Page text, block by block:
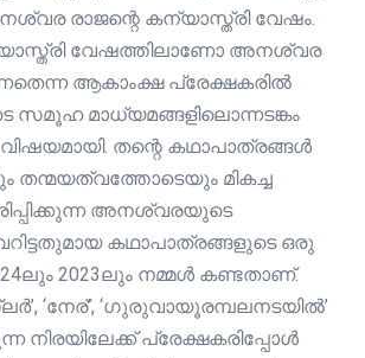
രാജന്റെ കന്യാസ്ത്രി വേഷം.
വേഷത്തിലാണോ അനശ്വര
ആകാംക്ഷ പ്രേക്ഷകരിൽ
സമൂഹ മാധ്യമങ്ങളിലൊന്നടങ്കം
തന്റെ കഥാപാത്രങ്ങൾ
മികച്ച
അനശ്വരയുടെ
കഥാപാത്രങ്ങളുടെ ഒരു
2023ലും നമ്മൾ കണ്ടതാണ്.
‘നേര്’, ‘ഗുരുവായൂരമ്പലനടയിൽ’
നിരയിലേക്ക് പ്രേക്ഷകരിപ്പോൾ